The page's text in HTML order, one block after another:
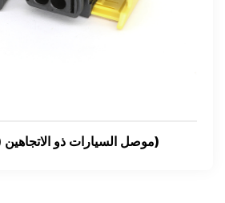
1-1418483-1 موصل السيارات ذو الاتجاهين (أنثى)